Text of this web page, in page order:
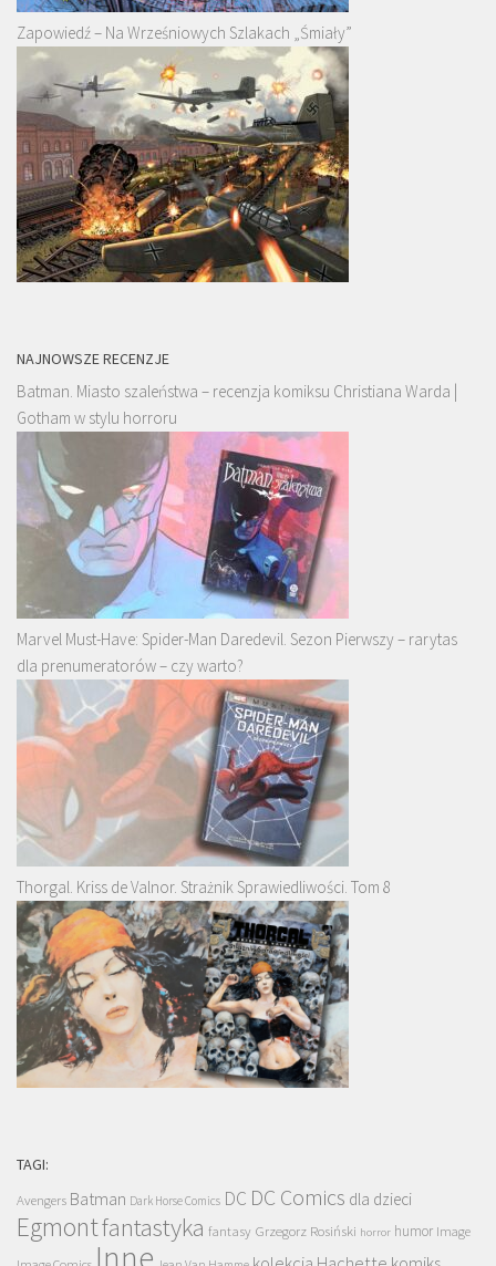
Zapowiedź – Na Wrześniowych Szlakach „Śmiały”
NAJNOWSZE RECENZJE
Batman. Miasto szaleństwa – recenzja komiksu Christiana Warda |
Gotham w stylu horroru
Marvel Must-Have: Spider-Man Daredevil. Sezon Pierwszy – rarytas
dla prenumeratorów – czy warto?
Thorgal. Kriss de Valnor. Strażnik Sprawiedliwości. Tom 8
TAGI:
Avengers Batman Dark Horse Comics DC DC Comics dla dzieci
Egmontfantastyka fantasy Grzegorz Rosiński horror humor Image